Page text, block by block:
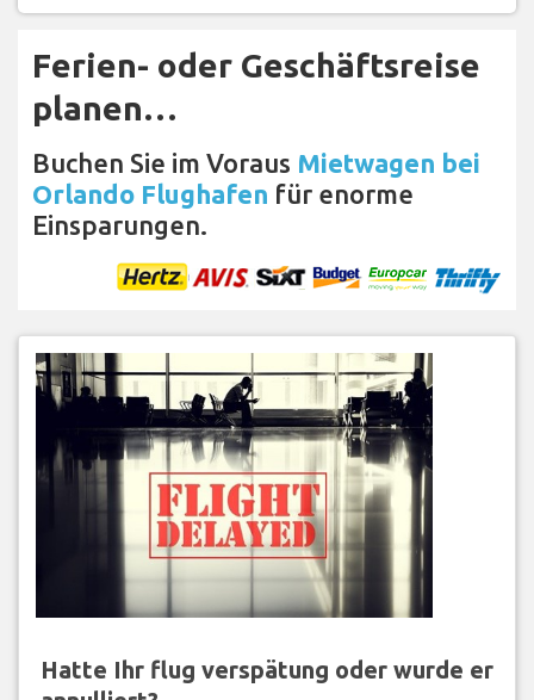
Ferien- oder Geschäftsreise
planen…
Buchen Sie im Voraus Mietwagen bei
Orlando Flughafen für enorme
Einsparungen.
Hatte Ihr flug verspätung oder wurde er